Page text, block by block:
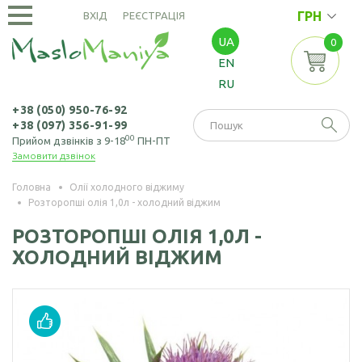
ВХІД РЕЄСТРАЦІЯ ГРН
UA
EN
RU
+38 (050) 950-76-92
+38 (097) 356-91-99
Прийом дзвінків з 9-1800 ПН-ПТ
Замовити дзвінок
0
ОЛІЇ
ХОЛОДНОГО
Амарантова олія
Арахісова олія
кісточок олія
кісточок олія
Гірчична олія
олія
Кедрового горіха
ОЛІЇ
ЕКСТРАКЦІЙНІ
Амарантова олія
Зародків пшениці
БОРОШНО
Борошно
амарантове
Борошно з
Борошно гірчичне
Насіння амаранту
Насіння коноплі
Насіння кунжуту
Насіння льону
Головна
Олії холодного віджиму
Розторопші олія 1,0л - холодний віджим
РОЗТОРОПШІ ОЛІЯ 1,0Л -
ХОЛОДНИЙ ВІДЖИМ